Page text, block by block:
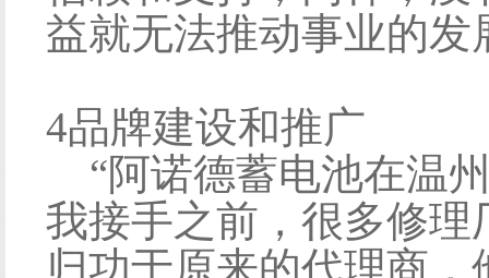
益就无法推动事业的发
4品牌建设和推广
“阿诺德蓄电池在温
我接手之前，很多修
归功于原来的代理商